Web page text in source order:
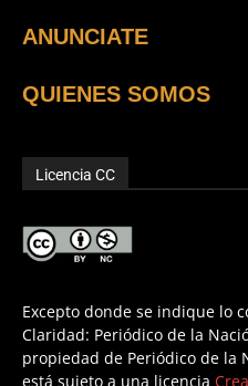
ANUNCIATE
QUIENES SOMOS
Licencia CC
Excepto donde se indique lo
Claridad: Periódico de la
propiedad de Periódico de la
está sujeto a una licencia